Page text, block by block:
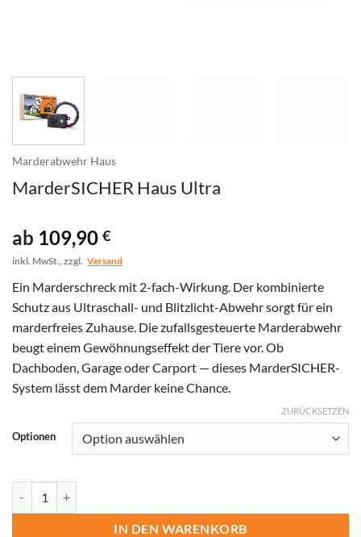
Marderabwehr Haus
MarderSICHER Haus Ultra
ab 109,90 €
inkl. MwSt., zzgl. Versand
Ein Marderschreck mit 2-fach-Wirkung. Der kombinierte
Schutz aus Ultraschall- und Blitzlicht-Abwehr sorgt für ein
marderfreies Zuhause. Die zufallsgesteuerte Marderabwehr
beugt einem Gewöhnungseffekt der Tiere vor. Ob
Dachboden, Garage oder Carport — dieses MarderSICHER-
System lässt dem Marder keine Chance.
Optionen
ZURÜCKSETZEN
IN DEN WARENKORB